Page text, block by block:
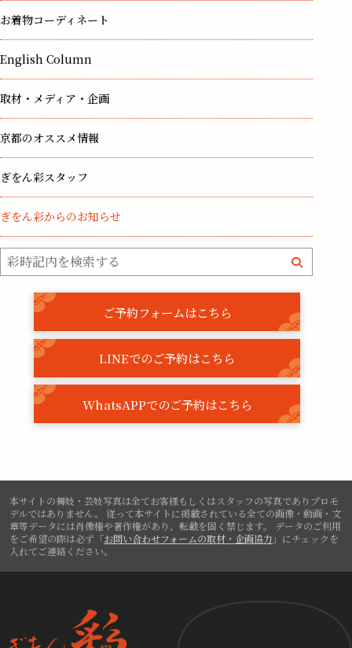
お着物コーディネート
English Column
取材・メディア・企画
京都のオススメ情報
ぎをん彩スタッフ
ぎをん彩からのお知らせ
ご予約フォームはこちら
LINEでのご予約はこちら
WhatsAPPでのご予約はこちら
本サイトの舞妓・芸妓写真は全てお客様もしくはスタッフの写真でありプロモ
デルではありません。
従って本サイトに掲載されている全ての画像・動画・文
章等データには肖像権や著作権があり、転載を固く禁じます。
データのご利用
をご希望の際は必ず「お問い合わせフォームの取材・企画協力 」にチェックを
入れてご連絡ください。